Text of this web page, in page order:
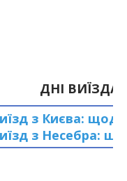
ДНІ ВИЇЗДА
з Києва:
з Несебра: